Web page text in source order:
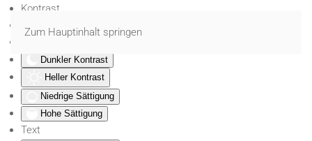
Kontrast
Farben umkehren
Dunkler Kontrast
Heller Kontrast
Niedrige Sättigung
Hohe Sättigung
Text
Zum Hauptinhalt springen